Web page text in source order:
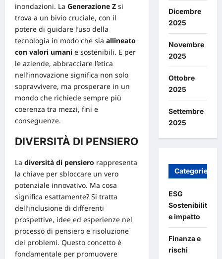
inondazioni. La Generazione Z si
trova a un bivio cruciale, con il
potere di guidare l’uso della
tecnologia in modo che sia allineato
con valori umani e sostenibili. E per
le aziende, abbracciare l’etica
nell’innovazione significa non solo
sopravvivere, ma prosperare in un
mondo che richiede sempre più
coerenza tra mezzi, fini e
conseguenze.
DIVERSITÀ DI PENSIERO
La diversità di pensiero rappresenta
la chiave per sbloccare un vero
potenziale innovativo. Ma cosa
significa esattamente? Si tratta
dell’inclusione di differenti
prospettive, idee ed esperienze nel
processo di pensiero e risoluzione
dei problemi. Questo concetto è
fondamentale per promuovere
Dicembre
2025
Novembre
2025
Ottobre
2025
Settembre
2025
Categories
ESG
Sostenibilità
e impatto
Finanza e
rischi